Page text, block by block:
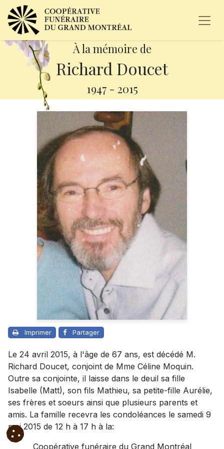
À la mémoire de
Richard Doucet
1947 - 2015
Imprimer Partager
Le 24 avril 2015, à l'âge de 67 ans, est décédé M.
Richard Doucet, conjoint de Mme Céline Moquin.
Outre sa conjointe, il laisse dans le deuil sa fille
Isabelle (Matt), son fils Mathieu, sa petite-fille Aurélie,
ses frères et soeurs ainsi que plusieurs parents et
amis. La famille recevra les condoléances le samedi 9
mai 2015 de 12 h à 17 h à la:
Coopérative funéraire du Grand Montréal